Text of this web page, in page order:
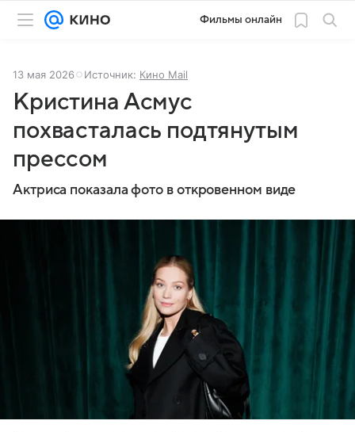
Фильмы онлайн
13 мая 2026 Источник: Кино Mail
Кристина Асмус
похвасталась подтянутым
прессом
Актриса показала фото в откровенном виде